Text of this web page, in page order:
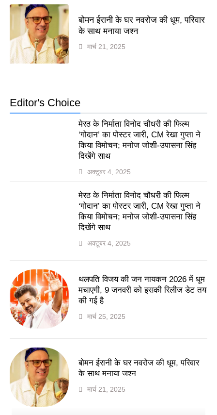
बोमन ईरानी के घर नवरोज की धूम, परिवार
के साथ मनाया जश्न
मार्च 21, 2025
Editor's Choice
मेरठ के निर्माता विनोद चौधरी की फिल्म
‘गोदान’ का पोस्टर जारी, CM रेखा गुप्ता ने
किया विमोचन; मनोज जोशी-उपासना सिंह
दिखेंगे साथ
अक्टूबर 4, 2025
मेरठ के निर्माता विनोद चौधरी की फिल्म
‘गोदान’ का पोस्टर जारी, CM रेखा गुप्ता ने
किया विमोचन; मनोज जोशी-उपासना सिंह
दिखेंगे साथ
अक्टूबर 4, 2025
थलपति विजय की जन नायकन 2026 में धूम
मचाएगी, 9 जनवरी को इसकी रिलीज डेट तय
की गई है
मार्च 25, 2025
बोमन ईरानी के घर नवरोज की धूम, परिवार
के साथ मनाया जश्न
मार्च 21, 2025